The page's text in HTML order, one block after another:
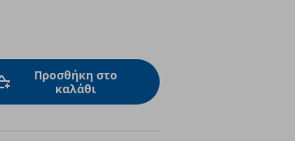
Προσθήκη στο
καλάθι